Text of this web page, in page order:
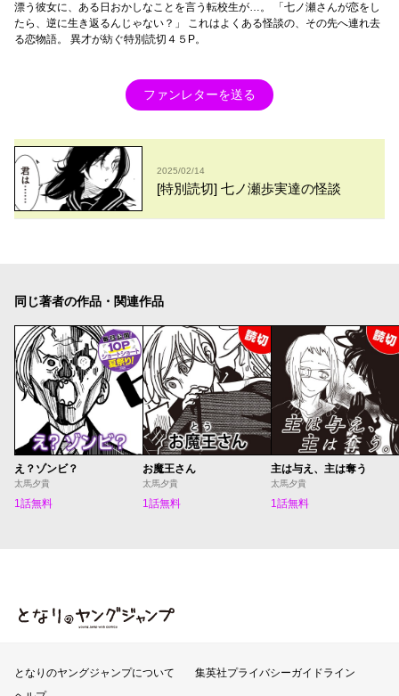
漂う彼女に、ある日おかしなことを言う転校生が…。 「七ノ瀬さんが恋をし
たら、逆に生き返るんじゃない？」 これはよくある怪談の、その先へ連れ去
る恋物語。 異才が紡ぐ特別読切４５P。
ファンレターを送る
2025/02/14
[特別読切] 七ノ瀬歩実達の怪談
同じ著者の作品・関連作品
え？ゾンビ？
太馬夕貴
1話無料
お魔王さん
太馬夕貴
1話無料
主は与え、主は奪う
太馬夕貴
1話無料
となりのヤングジャンプ
となりのヤングジャンプについて
集英社プライバシーガイドライン